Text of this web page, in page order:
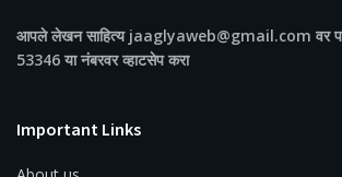
आपले लेखन साहित्य jaaglyaweb@gmail.com वर
53346 या नंबरवर व्हाटसेप करा
Important Links